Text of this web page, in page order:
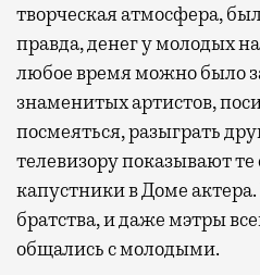
творческая атмосфера,
правда, денег у молодых
любое время можно было
знаменитых артистов,
посмеяться, разыграть
телевизору показывают
капустники в Доме
братства, и даже мэтры
общались с молодыми.